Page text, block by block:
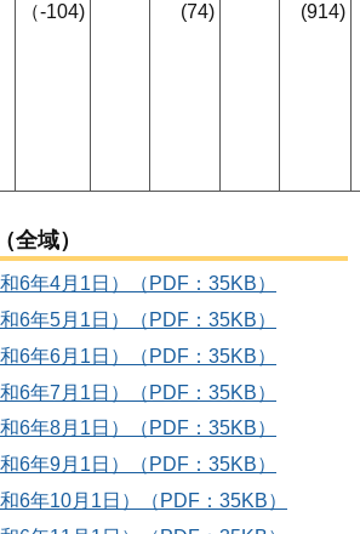
（-104)
(74)
(914)
全域）
6年4月1日）（PDF：35KB）
6年5月1日）（PDF：35KB）
6年6月1日）（PDF：35KB）
6年7月1日）（PDF：35KB）
6年8月1日）（PDF：35KB）
6年9月1日）（PDF：35KB）
6年10月1日）（PDF：35KB）